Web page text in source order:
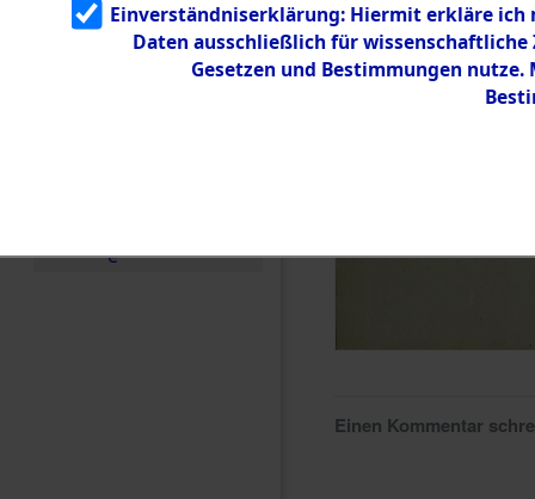
g
5.3.3
Todesmärsch
e
Einen Kommentar
Einverständniserklärung: Hiermit erkläre ich
Daten ausschließlich für
Gesetzen und Bestimmungen